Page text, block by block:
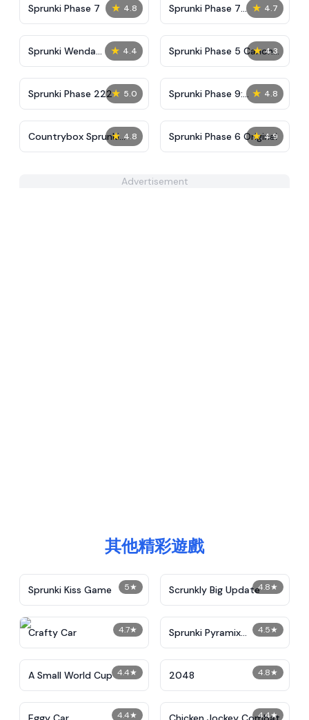
★ 4.8
Sprunki Phase 7 ★ 4.7
Sprunki Phase 7
Definitive (Fanmade)
★ 4.4
Sprunki Wenda
Treatment Phase 40
★ 4.3
Sprunki Phase 5 Canon
Edition
★ 5.0
Sprunki Phase 222 ★ 4.8
Sprunki Phase 9:
Remastered
★ 4.8
Countrybox Sprunki
Phase 777
★ 4.9
Sprunki Phase 6 Original
Advertisement
其他精彩遊戲
5★
Sprunki Kiss Game 4.8★
Scrunkly Big Update
4.7★
Crafty Car 4.5★
Sprunki Pyramix
Melophobia
4.4★
A Small World Cup 4.8★
2048
4.4★ 4.4★